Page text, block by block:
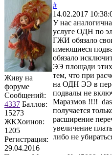
Живу на
форуме
Сообщений:
4337 Баллов:
15273
ЖКХоинов:
1205
Регистрация:
29.04.2016
#
14.02.2017
У нас
услуге ОДН по
ГЖИ обязало
имеющиеся
обязало
ЭЭ площади
тем, что при
на ОДН ЭЭ в
подвалы не
Маразмов !!!!
получается
расширение
увеличение
либо не